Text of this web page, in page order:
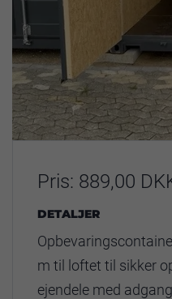
Pris: 889,00
DETALJER
m til loftet til sikker
ejendele med